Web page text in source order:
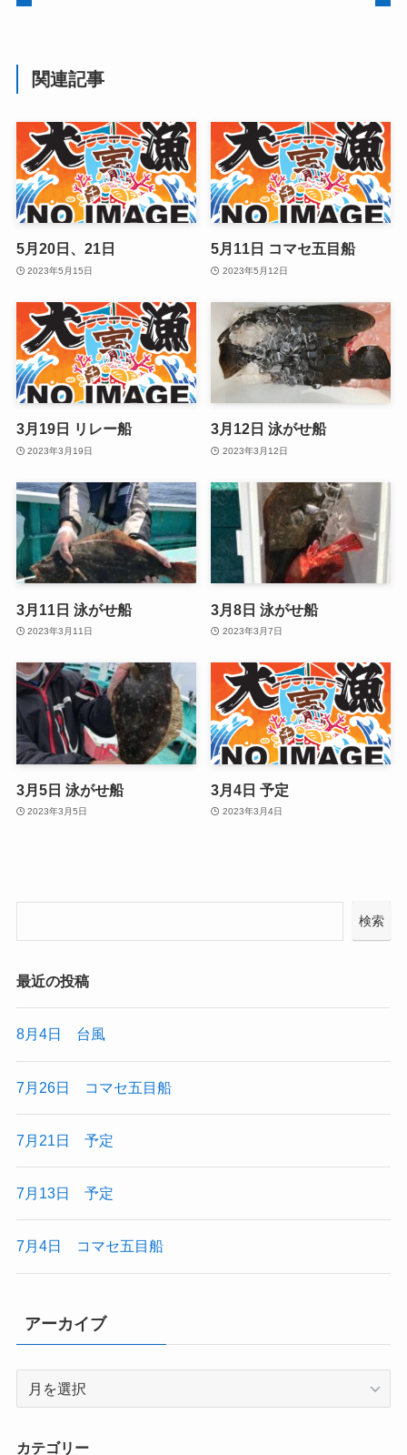
関連記事
5月20日、21日
2023年5月15日
5月11日 コマセ五目船
2023年5月12日
3月19日 リレー船
2023年3月19日
3月12日 泳がせ船
2023年3月12日
3月11日 泳がせ船
2023年3月11日
3月8日 泳がせ船
2023年3月7日
3月5日 泳がせ船
2023年3月5日
3月4日 予定
2023年3月4日
検索
最近の投稿
8月4日 台風
7月26日 コマセ五目船
7月21日 予定
7月13日 予定
7月4日 コマセ五目船
アーカイブ
イ
カテゴリー